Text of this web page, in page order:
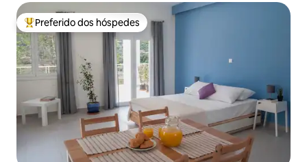
Entre os melhores preferidos dos hóspedes
Preferido dos hóspedes